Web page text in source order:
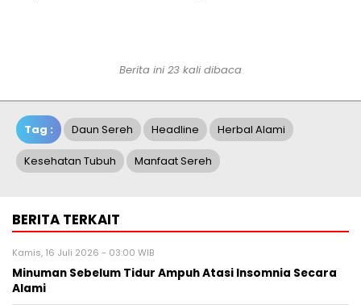
Berita ini 23 kali dibaca
Tag : Daun Sereh Headline Herbal Alami
Kesehatan Tubuh Manfaat Sereh
BERITA TERKAIT
Kamis, 16 Juli 2026 - 03:00 WIB
Minuman Sebelum Tidur Ampuh Atasi Insomnia Secara
Alami